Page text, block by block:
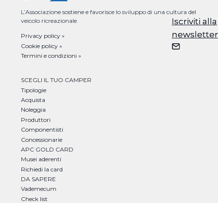
Iscriviti alla
newsletter
L’Associazione sostiene e favorisce lo sviluppo di una cultura del
veicolo ricreazionale
Privacy policy »
Cookie policy »
Termini e condizioni »
SCEGLI IL TUO CAMPER
Tipologie
Acquista
Noleggia
Produttori
Componentisti
Concessionarie
APC GOLD CARD
Musei aderenti
Richiedi la card
DA SAPERE
Vademecum
Check list
Iscriviti alla
newsletter